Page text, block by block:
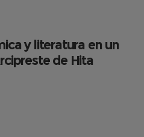
y literatura en un
de Hita